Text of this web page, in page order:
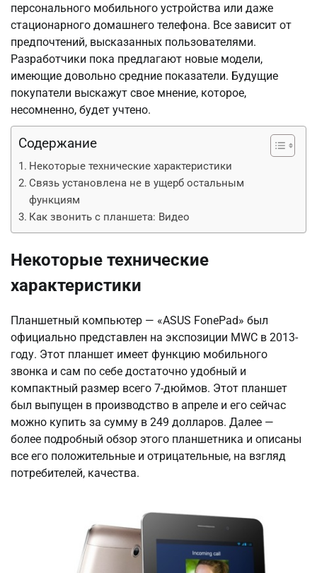
персонального мобильного устройства или даже
стационарного домашнего телефона. Все зависит от
предпочтений, высказанных пользователями.
Разработчики пока предлагают новые модели,
имеющие довольно средние показатели. Будущие
покупатели выскажут свое мнение, которое,
несомненно, будет учтено.
Содержание
Некоторые технические характеристики
Связь установлена не в ущерб остальным
функциям
Как звонить с планшета: Видео
Некоторые технические
характеристики
Планшетный компьютер — «АSUS FоnеPаd» был
официально представлен на экспозиции MWC в 2013-
году. Этот планшет имеет функцию мобильного
звонка и сам по себе достаточно удобный и
компактный размер всего 7-дюймов. Этот планшет
был выпущен в производство в апреле и его сейчас
можно купить за сумму в 249 долларов. Далее —
более подробный обзор этого планшетника и описаны
все его положительные и отрицательные, на взгляд
потребителей, качества.